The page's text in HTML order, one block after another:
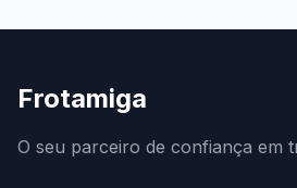
Frotamiga
O seu parceiro de confiança em